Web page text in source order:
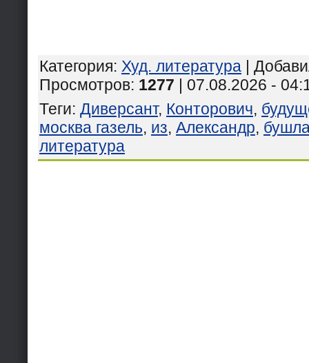
Категория: Худ. литература |
Просмотров: 1277 | 07.08.2026 -
Теги: Диверсант, Конторович,
москва газель, из, Александр,
литература